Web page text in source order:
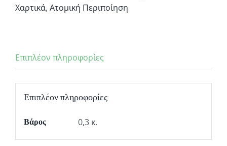
Χαρτικά, Ατομική Περιποίηση
Επιπλέον πληροφορίες
Επιπλέον πληροφορίες
Βάρος 0,3 κ.